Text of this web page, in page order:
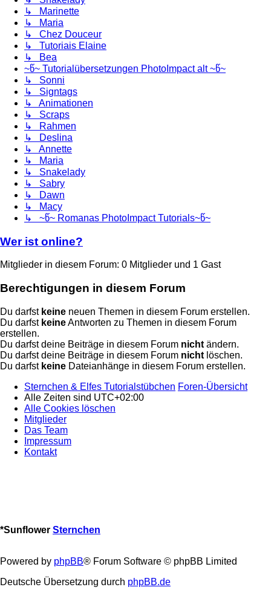
↳ Marinette
↳ Maria
↳ Chez Douceur
↳ Tutoriais Elaine
↳ Bea
~წ~ Tutorialübersetzungen PhotoImpact alt ~წ~
↳ Sonni
↳ Signtags
↳ Animationen
↳ Scraps
↳ Rahmen
↳ Deslina
↳ Annette
↳ Maria
↳ Snakelady
↳ Sabry
↳ Dawn
↳ Macy
↳ ~წ~ Romanas PhotoImpact Tutorials~წ~
Wer ist online?
Mitglieder in diesem Forum: 0 Mitglieder und 1 Gast
Berechtigungen in diesem Forum
Du darfst keine neuen Themen in diesem Forum erstellen.
Du darfst keineAntworten zu Themen in diesem Forum
erstellen.
Du darfst deine Beiträge in diesem Forum nicht ändern.
Du darfst deine Beiträge in diesem Forum nicht löschen.
Du darfst keine Dateianhänge in diesem Forum erstellen.
Sternchen & Elfes Tutorialstübchen Foren-Übersicht
Alle Zeiten sind UTC+02:00
Alle Cookies löschen
Mitglieder
Das Team
Impressum
Kontakt
*Sunflower Sternchen
Powered by phpBB® Forum Software © phpBB Limited
Deutsche Übersetzung durch phpBB.de